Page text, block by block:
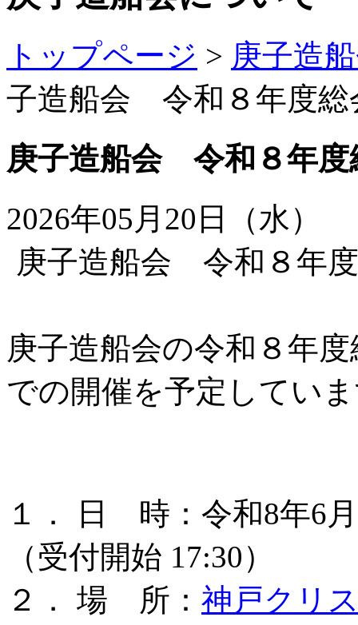
トップページ > 庚子造
子造船会 令和８年度総
庚子造船会 令和８年度
2026年05月20日（水）
庚子造船会 令和８年
庚子造船会の令和８年
での開催を予定してい
１． 日 時：令和8年6
（受付開始 17:30）
２． 場 所： 神戸クリ